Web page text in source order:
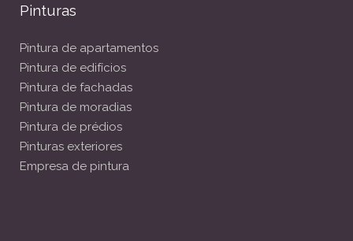
Pinturas
Pintura de apartamentos
Pintura de edifícios
Pintura de fachadas
Pintura de moradias
Pintura de prédios
Pinturas exteriores
Empresa de pintura